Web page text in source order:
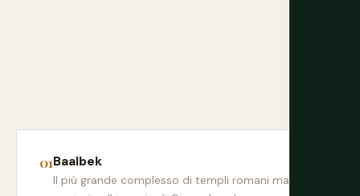
Baalbek
Il più grande complesso di templi romani mai